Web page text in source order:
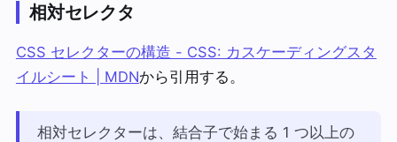
相対セレクタ
CSS セレクターの構造 - CSS: カスケーディングスタ
イルシート | MDNから引用する。
相対セレクターは、結合子で始まる 1 つ以上の